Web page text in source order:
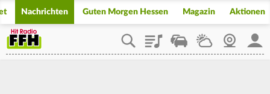
Nachrichten Guten Morgen Hessen Magazin Aktionen
PlaylistStaupilotWetterWebcam